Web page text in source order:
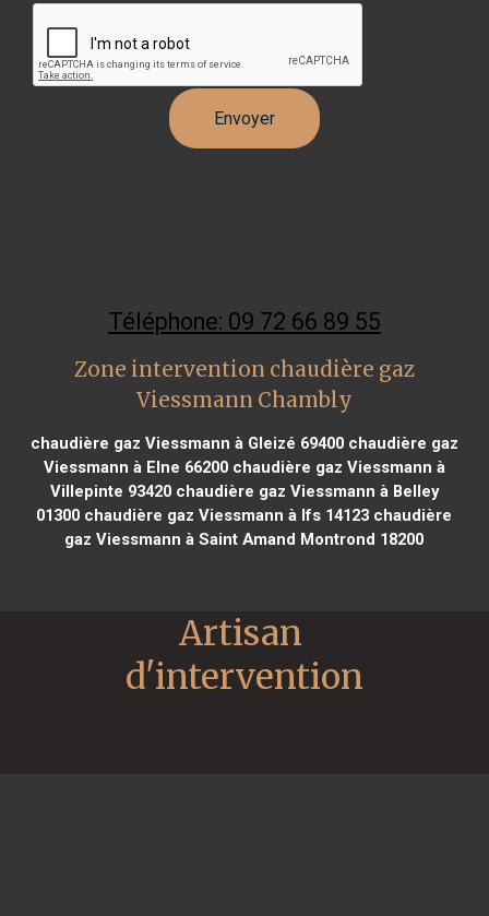
Téléphone: 09 72 66 89 55
Zone intervention chaudière gaz
Viessmann Chambly
chaudière gaz Viessmann à Gleizé 69400chaudière gaz
Viessmann à Elne 66200chaudière gaz Viessmann à
Villepinte 93420chaudière gaz Viessmann à Belley
01300 chaudière gaz Viessmann à Ifs 14123 chaudière
gaz Viessmann à Saint Amand Montrond 18200
Artisan
d'intervention